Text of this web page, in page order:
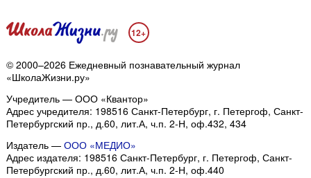
12+
© 2000–2026 Ежедневный познавательный журнал
«ШколаЖизни.ру»
Учредитель — ООО «Квантор»
Адрес учредителя: 198516 Санкт-Петербург, г. Петергоф, Санкт-
Петербургский пр., д.60, лит.А, ч.п. 2-Н, оф.432, 434
Издатель — ООО «МЕДИО»
Адрес издателя: 198516 Санкт-Петербург, г. Петергоф, Санкт-
Петербургский пр., д.60, лит.А, ч.п. 2-Н, оф.440